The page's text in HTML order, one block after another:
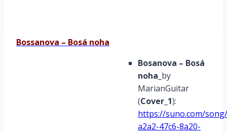
Bossanova – Bosá noha
Bosanova – Bosá
noha _by
MarianGuitar
(Cover_1):
https://suno.com/
a2a2-47c6-8a20-